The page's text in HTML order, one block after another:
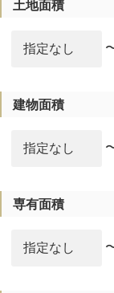
土地面積
建物面積
専有面積